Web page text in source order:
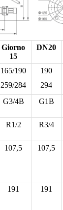
Giorno
15
DN20
165/190 190
259/284 294
G3/4B G1B
R1/2 R3/4
107,5 107,5
191 191